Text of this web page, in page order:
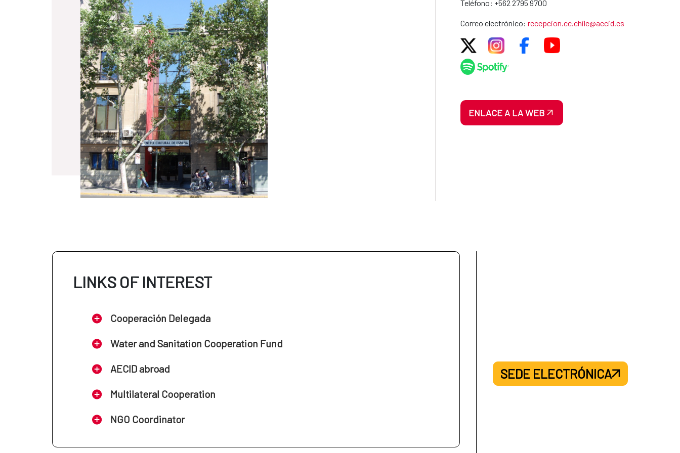
Teléfono: +562 2795 9700
Correo electrónico: recepcion.cc.chile@aecid.es
ENLACE A LA WEB
LINKS OF INTEREST
Cooperación Delegada
Water and Sanitation Cooperation Fund
AECID abroad
Multilateral Cooperation
NGO Coordinator
SEDE ELECTRÓNICA